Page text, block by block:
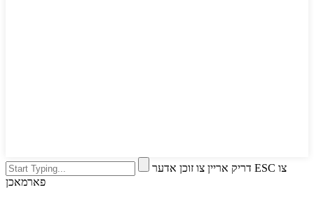
דריק אריין צו זוכן אדער ESC צו
פארמאכן